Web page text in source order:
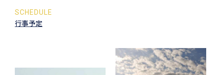
SCHEDULE
行事予定